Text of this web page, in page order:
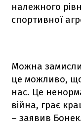
належного
спортивної
Можна
це можливо,
нас. Це
війна, грає
– заявив